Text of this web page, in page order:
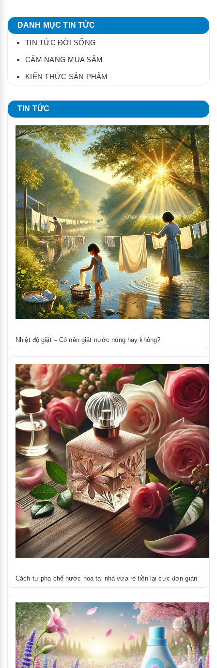
DANH MỤC TIN TỨC
TIN TỨC ĐỜI SỐNG
CẨM NANG MUA SẮM
KIẾN THỨC SẢN PHẨM
TIN TỨC
Nhiệt độ giặt – Có nên giặt nước nóng hay không?
Cách tự pha chế nước hoa tại nhà vừa rẻ tiền lại cực đơn giản